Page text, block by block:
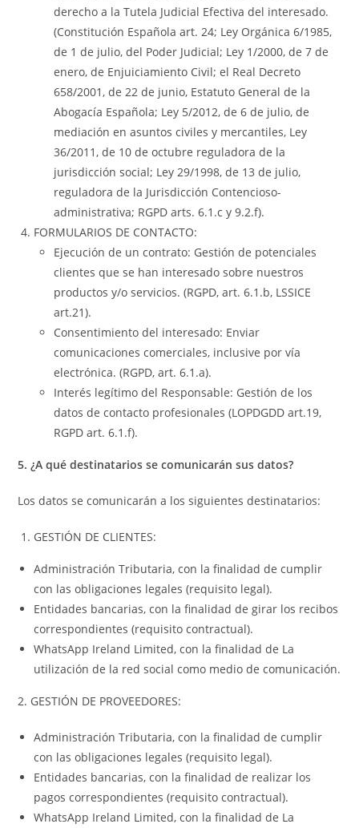
derecho a la Tutela Judicial Efectiva del interesado.
(Constitución Española art. 24; Ley Orgánica 6/1985,
de 1 de julio, del Poder Judicial; Ley 1/2000, de 7 de
enero, de Enjuiciamiento Civil; el Real Decreto
658/2001, de 22 de junio, Estatuto General de la
Abogacía Española; Ley 5/2012, de 6 de julio, de
mediación en asuntos civiles y mercantiles, Ley
36/2011, de 10 de octubre reguladora de la
jurisdicción social; Ley 29/1998, de 13 de julio,
reguladora de la Jurisdicción Contencioso-
administrativa; RGPD arts. 6.1.c y 9.2.f).
FORMULARIOS DE CONTACTO:
Ejecución de un contrato: Gestión de potenciales
clientes que se han interesado sobre nuestros
productos y/o servicios. (RGPD, art. 6.1.b, LSSICE
art.21).
Consentimiento del interesado: Enviar
comunicaciones comerciales, inclusive por vía
electrónica. (RGPD, art. 6.1.a).
Interés legítimo del Responsable: Gestión de los
datos de contacto profesionales (LOPDGDD art.19,
RGPD art. 6.1.f).
5. ¿A qué destinatarios se comunicarán sus datos?
Los datos se comunicarán a los siguientes destinatarios:
GESTIÓN DE CLIENTES:
Administración Tributaria, con la finalidad de cumplir
con las obligaciones legales (requisito legal).
Entidades bancarias, con la finalidad de girar los recibos
correspondientes (requisito contractual).
WhatsApp Ireland Limited, con la finalidad de La
utilización de la red social como medio de comunicación.
2. GESTIÓN DE PROVEEDORES:
Administración Tributaria, con la finalidad de cumplir
con las obligaciones legales (requisito legal).
Entidades bancarias, con la finalidad de realizar los
pagos correspondientes (requisito contractual).
WhatsApp Ireland Limited, con la finalidad de La